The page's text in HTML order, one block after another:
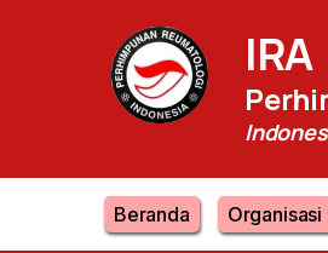
IRA
Beranda Organisasi